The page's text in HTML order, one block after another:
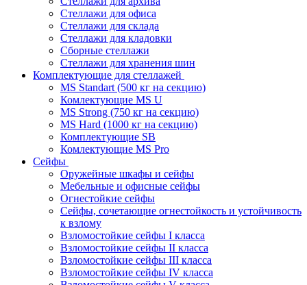
Стеллажи для офиса
Стеллажи для склада
Стеллажи для кладовки
Сборные стеллажи
Стеллажи для хранения шин
Комплектующие для стеллажей
MS Standart (500 кг на секцию)
Комлектующие MS U
MS Strong (750 кг на секцию)
MS Hard (1000 кг на секцию)
Комплектующие SB
Комлектующие MS Pro
Сейфы
Оружейные шкафы и сейфы
Мебельные и офисные сейфы
Огнестойкие сейфы
Сейфы, сочетающие огнестойкость и устойчивость
к взлому
Взломостойкие сейфы I класса
Взломостойкие сейфы II класса
Взломостойкие сейфы III класса
Взломостойкие сейфы IV класса